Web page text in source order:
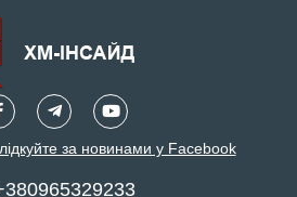
за новинами у Facebook